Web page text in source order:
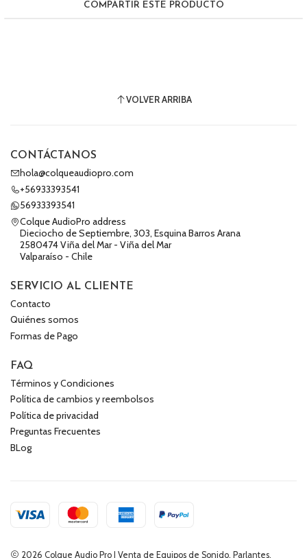
COMPARTIR ESTE PRODUCTO
VOLVER ARRIBA
CONTÁCTANOS
hola@colqueaudiopro.com
+56933393541
56933393541
Colque AudioPro address
Dieciocho de Septiembre, 303, Esquina Barros Arana
2580474 Viña del Mar - Viña del Mar
Valparaíso - Chile
SERVICIO AL CLIENTE
Contacto
Quiénes somos
Formas de Pago
FAQ
Términos y Condiciones
Política de cambios y reembolsos
Política de privacidad
Preguntas Frecuentes
BLog
2026 Colque Audio Pro | Venta de Equipos de Sonido, Parlantes,